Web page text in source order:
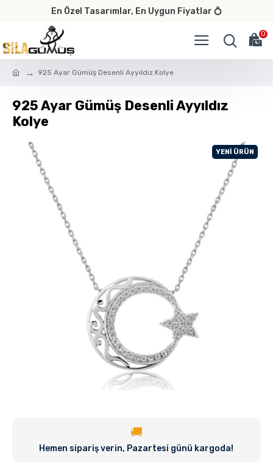
En Özel Tasarımlar, En Uygun Fiyatlar 💍
0
925 Ayar Gümüş Desenli Ayyıldız Kolye
925 Ayar Gümüş Desenli Ayyıldız
Kolye
YENI ÜRÜN
🚚
Hemen sipariş verin, Pazartesi günü kargoda!